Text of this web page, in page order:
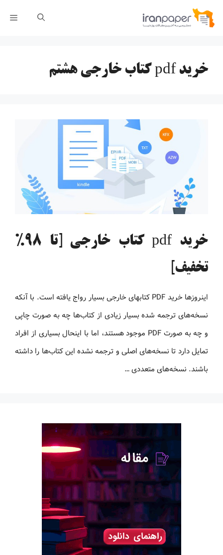
پرش
خرید pdf کتاب خارجی هشتم
خرید pdf کتاب خارجی [تا 98%
تخفیف]
اینروزها خرید PDF کتاب‎های خارجی بسیار رواج یافته است. با آنکه
نسخه‌های ترجمه شده بسیار زیادی از کتاب‌ها چه به صورت چاپی
و چه به صورت PDF موجود هستند، اما با اینحال بسیاری از افراد
تمایل دارد تا نسخه‌های اصلی و ترجمه نشده این کتاب‌ها را داشته
باشند. نسخه‌های متعددی …